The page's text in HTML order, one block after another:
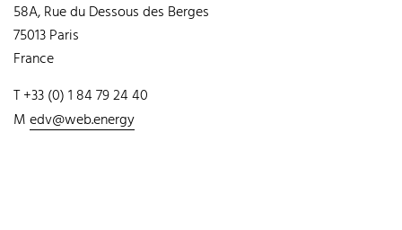
58A, Rue du Dessous des Berges
75013 Paris
France
T +33 (0) 1 84 79 24 40
Medv@web.energy